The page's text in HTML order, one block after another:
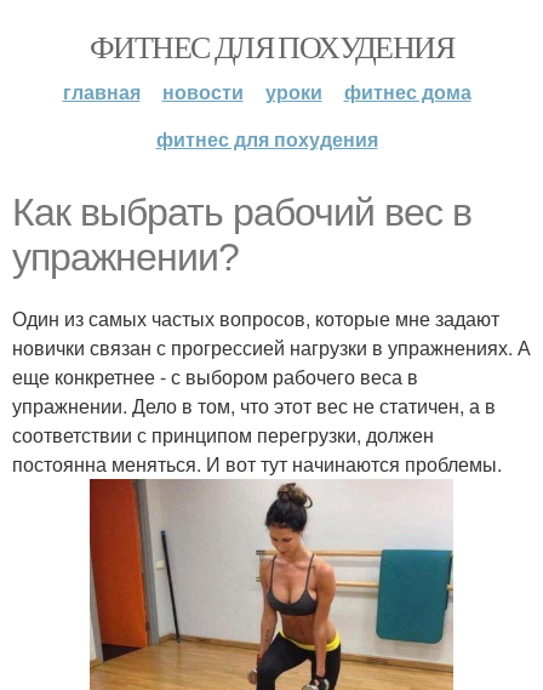
ФИТНЕС ДЛЯ ПОХУДЕНИЯ
главная новости уроки
фитнес дома
фитнес для похудения
Как выбрать рабочий вес в
упражнении?
Один из самых частых вопросов, которые мне задают
новички связан с прогрессией нагрузки в упражнениях. А
еще конкретнее - с выбором рабочего веса в
упражнении. Дело в том, что этот вес не статичен, а в
соответствии с принципом перегрузки, должен
постоянна меняться. И вот тут начинаются проблемы.